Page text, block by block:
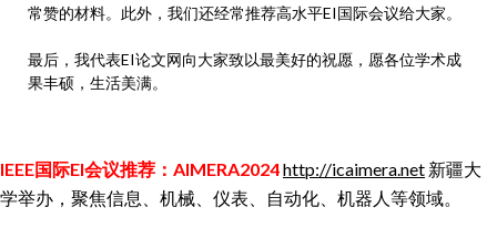
常赞的材料。此外，我们还经常推荐高水平EI国际会议给大家。
最后，我代表EI论文网向大家致以最美好的祝愿，愿各位学术成
果丰硕，生活美满。
IEEE国际EI会议推荐：AIMERA2024http://icaimera.net 新疆大
学举办，聚焦信息、机械、仪表、自动化、机器人等领域。